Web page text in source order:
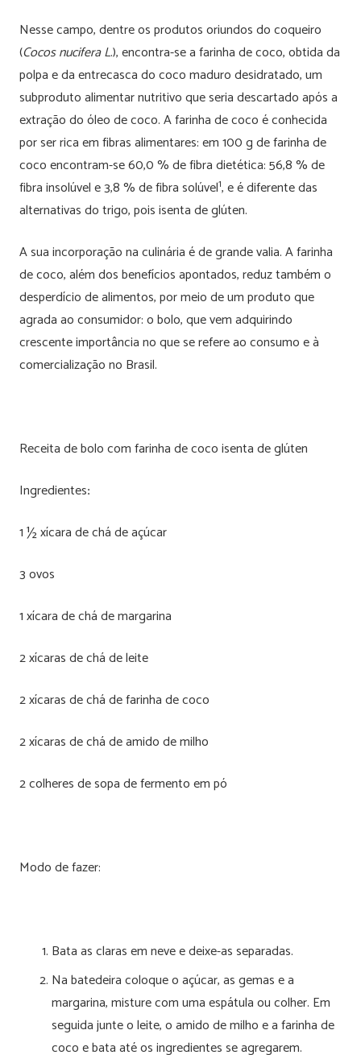
Nesse campo, dentre os produtos oriundos do coqueiro
(Cocos nucifera L.), encontra-se a farinha de coco, obtida da
polpa e da entrecasca do coco maduro desidratado, um
subproduto alimentar nutritivo que seria descartado após a
extração do óleo de coco. A farinha de coco é conhecida
por ser rica em fibras alimentares: em 100 g de farinha de
coco encontram-se 60,0 % de fibra dietética: 56,8 % de
fibra insolúvel e 3,8 % de fibra solúvel1, e é diferente das
alternativas do trigo, pois isenta de glúten.
A sua incorporação na culinária é de grande valia. A farinha
de coco, além dos benefícios apontados, reduz também o
desperdício de alimentos, por meio de um produto que
agrada ao consumidor: o bolo, que vem adquirindo
crescente importância no que se refere ao consumo e à
comercialização no Brasil.
Receita de bolo com farinha de coco isenta de glúten
Ingredientes:
1 ½ xícara de chá de açúcar
3 ovos
1 xícara de chá de margarina
2 xícaras de chá de leite
2 xícaras de chá de farinha de coco
2 xícaras de chá de amido de milho
2 colheres de sopa de fermento em pó
Modo de fazer:
Bata as claras em neve e deixe-as separadas.
Na batedeira coloque o açúcar, as gemas e a
margarina, misture com uma espátula ou colher. Em
seguida junte o leite, o amido de milho e a farinha de
coco e bata até os ingredientes se agregarem.